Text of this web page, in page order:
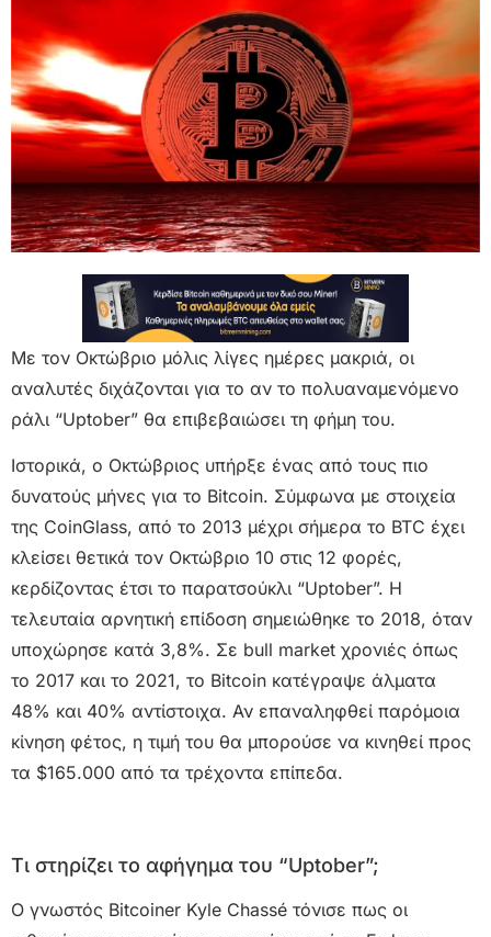
Με τον Οκτώβριο μόλις λίγες ημέρες μακριά, οι
αναλυτές διχάζονται για το αν το πολυαναμενόμενο
ράλι “Uptober” θα επιβεβαιώσει τη φήμη του.
Ιστορικά, ο Οκτώβριος υπήρξε ένας από τους πιο
δυνατούς μήνες για το Bitcoin. Σύμφωνα με στοιχεία
της CoinGlass, από το 2013 μέχρι σήμερα το BTC έχει
κλείσει θετικά τον Οκτώβριο 10 στις 12 φορές,
κερδίζοντας έτσι το παρατσούκλι “Uptober”. Η
τελευταία αρνητική επίδοση σημειώθηκε το 2018, όταν
υποχώρησε κατά 3,8%. Σε bull market χρονιές όπως
το 2017 και το 2021, το Bitcoin κατέγραψε άλματα
48% και 40% αντίστοιχα. Αν επαναληφθεί παρόμοια
κίνηση φέτος, η τιμή του θα μπορούσε να κινηθεί προς
τα $165.000 από τα τρέχοντα επίπεδα.
Τι στηρίζει το αφήγημα του “Uptober”;
Ο γνωστός Bitcoiner Kyle Chassé τόνισε πως οι